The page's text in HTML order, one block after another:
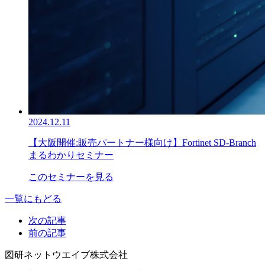
2024.12.11
【大阪開催:販売パートナー様向け】Fortinet SD-Branch
まるわかりセミナー
このセミナーを見る
一覧にもどる
次の記事
前の記事
図研ネットウエイブ株式会社